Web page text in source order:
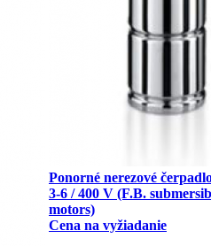
Ponorné nerezové
3-6 / 400 V (F.B.
motors)
Cena na vyžiadanie